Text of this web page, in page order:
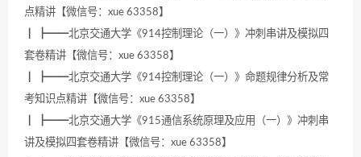
点精讲【微信号：xue 63358】
┃ ┣━━北京交通大学《914控制理论（一）》冲刺串讲及模拟四
套卷精讲【微信号：xue 63358】
┃ ┣━━北京交通大学《914控制理论（一）》命题规律分析及常
考知识点精讲【微信号：xue 63358】
┃ ┣━━北京交通大学《915通信系统原理及应用（一）》冲刺串
讲及模拟四套卷精讲【微信号：xue 63358】